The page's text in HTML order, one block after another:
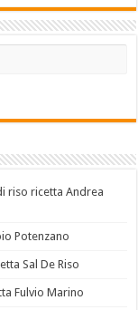
riso ricetta Andrea
Potenzano
Sal De Riso
Fulvio Marino